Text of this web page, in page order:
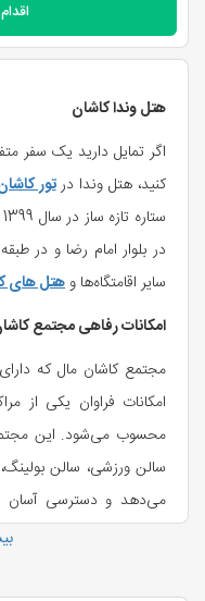
هتل وندا کاشان
اگر تمایل دارید یک سفر
کنید، هتل وندا درتور
در بلوار امام رضا و در
سایر اقامتگاه‌ها وهتل های
امکانات رفاهی مجتمع
امکانات فراوان یکی از
محسوب می‌شود. این
سالن ورزشی، سالن
می‌دهد و دسترسی آسان
جذاب‌تر و دلپذیرتر
بوتیک‌هایی که در این